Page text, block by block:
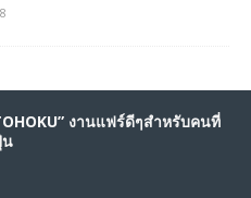
งานแฟร์ดีๆสำหรับคนที่
น